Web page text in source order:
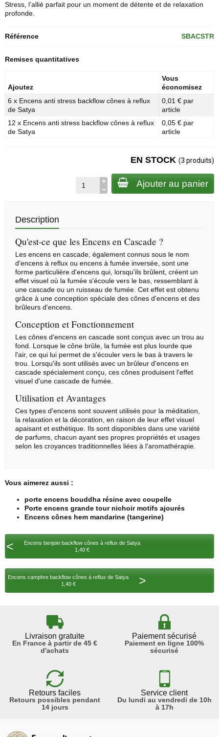
Stress, l’allié parfait pour un moment de détente et de relaxation
profonde.
Référence SBACSTR
Remises quantitatives
Ajoutez
Vous
économisez
6 x Encens anti stress backflow cônes à reflux
de Satya
0,01 € par
article
12 x Encens anti stress backflow cônes à reflux
de Satya
0,05 € par
article
EN STOCK (3 produits)
Ajouter au panier
Description
Qu'est-ce que les Encens en Cascade ?
Les encens en cascade, également connus sous le nom
d'encens à reflux ou encens à fumée inversée, sont une
forme particulière d'encens qui, lorsqu'ils brûlent, créent un
effet visuel où la fumée s'écoule vers le bas, ressemblant à
une cascade ou un ruisseau de fumée. Cet effet est obtenu
grâce à une conception spéciale des cônes d'encens et des
brûleurs d'encens.
Conception et Fonctionnement
Les cônes d'encens en cascade sont conçus avec un trou au
fond. Lorsque le cône brûle, la fumée est plus lourde que
l'air, ce qui lui permet de s'écouler vers le bas à travers le
trou. Lorsqu'ils sont utilisés avec un brûleur d'encens en
cascade spécialement conçu, ces cônes produisent l'effet
visuel d'une cascade de fumée.
Utilisation et Avantages
Ces types d'encens sont souvent utilisés pour la méditation,
la relaxation et la décoration, en raison de leur effet visuel
apaisant et esthétique. Ils sont disponibles dans une variété
de parfums, chacun ayant ses propres propriétés et usages
selon les croyances traditionnelles liées à l'aromathérapie.
Vous aimerez aussi :
porte encens bouddha résine avec coupelle
Porte encens grande tour nichoir motifs ajourés
Encens cônes hem mandarine (tangerine)
<
Encens benjoin backflow cônes à reflux de Satya
1,40 €
Encens camphre backflow cônes à reflux de Satya
1,40 €
>
Livraison gratuite
En France à partir de 45 €
d'achats
Paiement sécurisé
Paiement en ligne 100%
sécurisé
Retours faciles
Retours possibles pendant
14 jours
Service client
Du lundi au vendredi de 10h
à 17h